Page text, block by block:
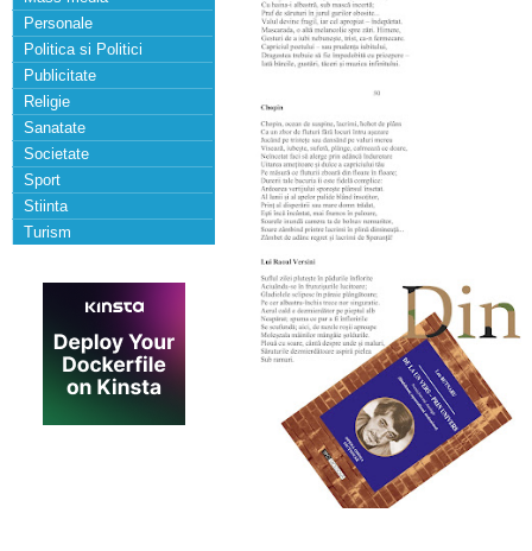
Personale
Politica si Politici
Publicitate
Religie
Sanatate
Societate
Sport
Stiinta
Turism